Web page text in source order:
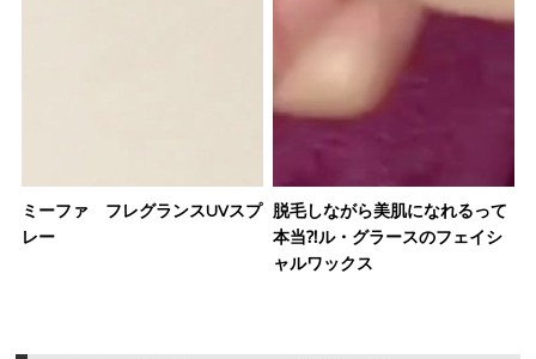
ミーファ フレグランスUVスプ
レー
脱毛しながら美肌になれるって
本当⁈ル・グラースのフェイシ
ャルワックス